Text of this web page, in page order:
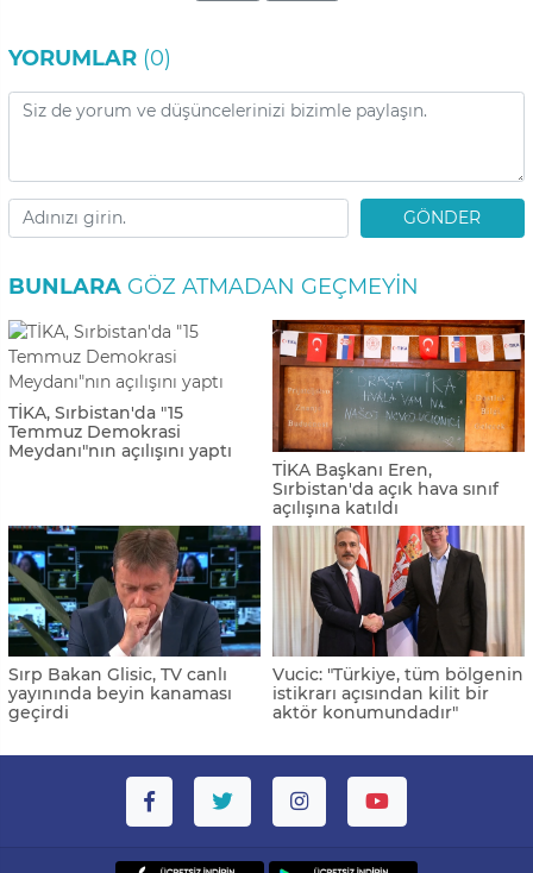
YORUMLAR (0)
GÖNDER
BUNLARA GÖZ ATMADAN GEÇMEYIN
TİKA, Sırbistan'da "15
Temmuz Demokrasi
Meydanı"nın açılışını yaptı
TİKA Başkanı Eren,
Sırbistan'da açık hava sınıf
açılışına katıldı
Sırp Bakan Glisic, TV canlı
yayınında beyin kanaması
geçirdi
Vucic: "Türkiye, tüm bölgenin
istikrarı açısından kilit bir
aktör konumundadır"